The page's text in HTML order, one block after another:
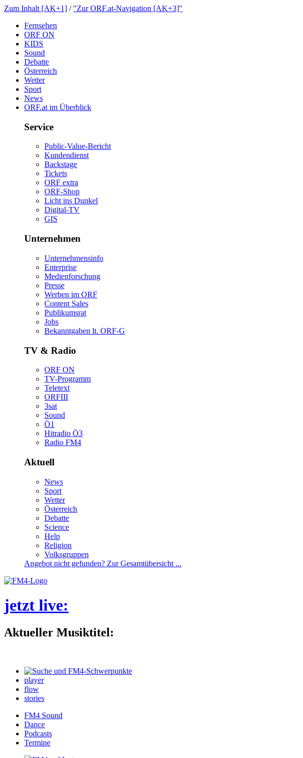
ZumInhalt[AK+1] / "ZurORF.at-Navigation[AK+3]"
Fernsehen
ORFON
KIDS
Sound
Debatte
Österreich
Wetter
Sport
News
ORF.atimÜberblick
Service
Public-Value-Bericht
Kundendienst
Backstage
Tickets
ORFextra
ORF-Shop
LichtinsDunkel
Digital-TV
GIS
Unternehmen
Unternehmensinfo
Enterprise
Medienforschung
Presse
WerbenimORF
ContentSales
Publikumsrat
Jobs
Bekanntgabenlt.ORF-G
TV&Radio
ORFON
TV-Programm
Teletext
ORFIII
3sat
Sound
Ö1
HitradioÖ3
RadioFM4
Aktuell
News
Sport
Wetter
Österreich
Debatte
Science
Help
Religion
Volksgruppen
Angebotnichtgefunden?ZurGesamtübersicht...
jetztlive:
AktuellerMusiktitel:
player
flow
stories
FM4Sound
Dance
Podcasts
Termine